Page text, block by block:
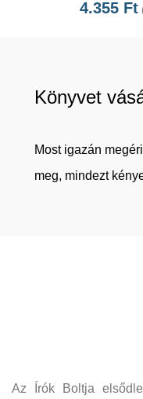
4.355 Ft
Könyvet
Most igazán
meg, mindezt
Az Írók Boltja